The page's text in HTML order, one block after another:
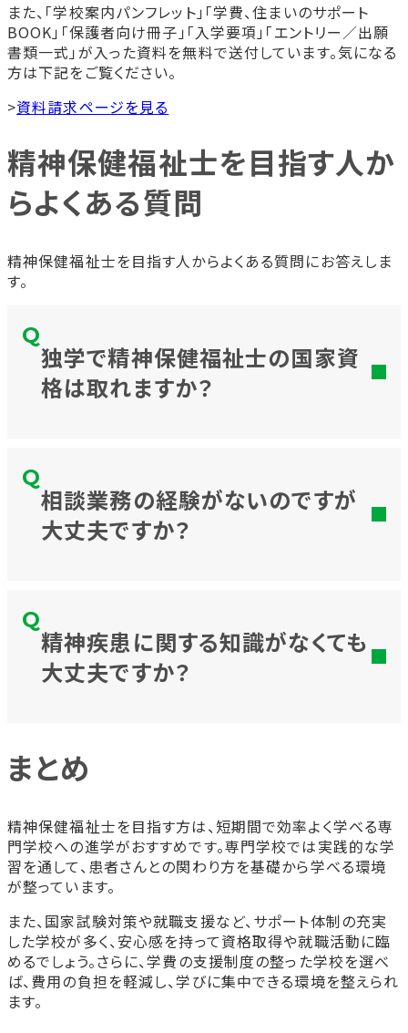
また、「学校案内パンフレット」「学費、住まいのサポート
BOOK」「保護者向け冊子」「入学要項」「エントリー／出願
書類一式」が入った資料を無料で送付しています。気になる
方は下記をご覧ください。
>資料請求ページを見る
精神保健福祉士を目指す人か
らよくある質問
精神保健福祉士を目指す人からよくある質問にお答えしま
す。
独学で精神保健福祉士の国家資
格は取れますか？
相談業務の経験がないのですが
大丈夫ですか？
精神疾患に関する知識がなくても
大丈夫ですか？
まとめ
精神保健福祉士を目指す方は、短期間で効率よく学べる専
門学校への進学がおすすめです。専門学校では実践的な学
習を通して、患者さんとの関わり方を基礎から学べる環境
が整っています。
また、国家試験対策や就職支援など、サポート体制の充実
した学校が多く、安心感を持って資格取得や就職活動に臨
めるでしょう。さらに、学費の支援制度の整った学校を選べ
ば、費用の負担を軽減し、学びに集中できる環境を整えられ
ます。